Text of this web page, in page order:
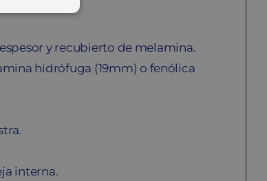
y recubierto de melamina.
hidrófuga (19mm) o fenólica
interna.